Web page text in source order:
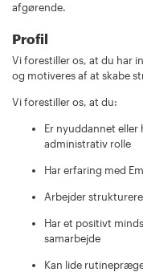
afgørende.
Profil
Vi forestiller os, at du har
og motiveres af at skabe
Vi forestiller os, at du:
Er nyuddannet eller
administrativ rolle
Har erfaring med
Arbejder
Har et positivt
samarbejde
Kan lide